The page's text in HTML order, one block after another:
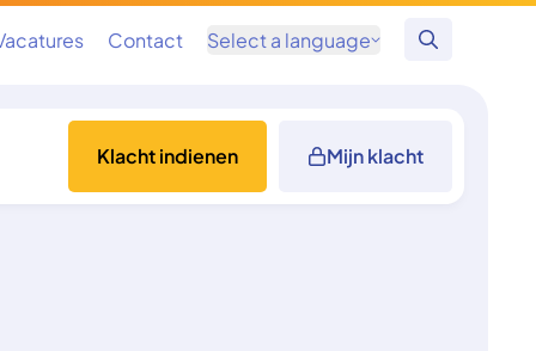
Contact Select a language
Zoeken
Klacht indienen Mijn klacht